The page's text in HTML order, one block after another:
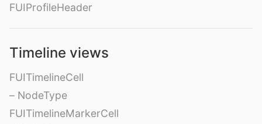
FUIProfileHeader
Timeline views
FUITimelineCell
– NodeType
FUITimelineMarkerCell